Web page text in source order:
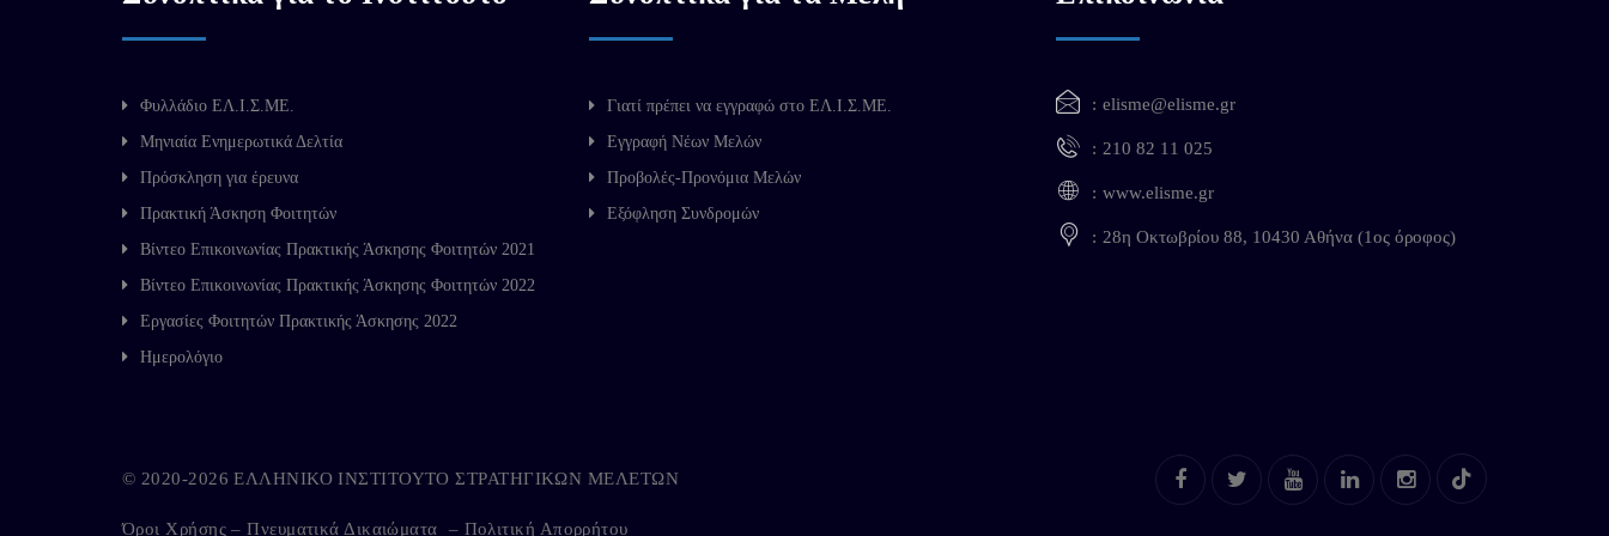
Φυλλάδιο ΕΛ.Ι.Σ.ΜΕ.
Μηνιαία Ενημερωτικά Δελτία
Πρόσκληση για έρευνα
Πρακτική Άσκηση Φοιτητών
Βίντεο Επικοινωνίας Πρακτικής Άσκησης Φοιτητών 2021
Βίντεο Επικοινωνίας Πρακτικής Άσκησης Φοιτητών 2022
Εργασίες Φοιτητών Πρακτικής Άσκησης 2022
Ημερολόγιο
Γιατί πρέπει να εγγραφώ στο ΕΛ.Ι.Σ.ΜΕ.
Εγγραφή Νέων Μελών
Προβολές-Προνόμια Μελών
Εξόφληση Συνδρομών
elisme@elisme.gr
210 82 11 025
www.elisme.gr
28η Οκτωβρίου 88, 10430 Αθήνα (1ος όροφος)
© 2020-2026 ΕΛΛΗΝΙΚΟ ΙΝΣΤΙΤΟΥΤΟ ΣΤΡΑΤΗΓΙΚΩΝ ΜΕΛΕΤΩΝ
Όροι Χρήσης – Πνευματικά Δικαιώματα – Πολιτική Απορρήτου